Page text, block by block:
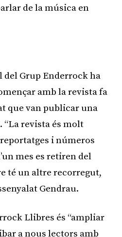
de la música en
Grup Enderrock ha
amb la revista fa
que van publicar una
“La revista és molt
i números
mes es retiren del
té un altre recorregut,
Gendrau.
Llibres és “ampliar
a nous lectors amb